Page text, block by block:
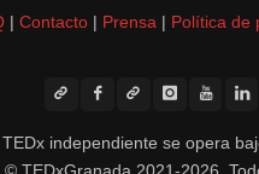
quedarse
en
| Contacto| Prensa | Política de
independiente se opera
© TEDxGranada 2021-2026.